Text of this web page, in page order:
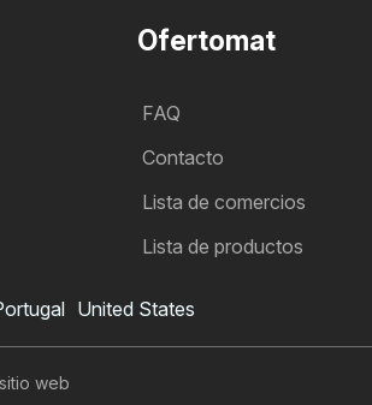
Ofertomat
FAQ
Contacto
Lista de comercios
Lista de productos
United States
web